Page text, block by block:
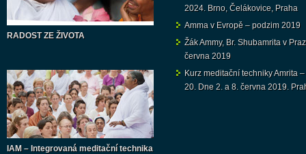
RADOST ZE ŽIVOTA
IAM – Integrovaná meditační technika
2024. Brno, Čelákovice, Praha
Amma v Evropě – podzim 2019
Žák Ammy, Br. Shubamrita v
června 2019
Kurz meditační techniky Amrita –
20. Dne 2. a 8. června 2019.